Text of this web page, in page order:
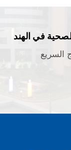
في الهند